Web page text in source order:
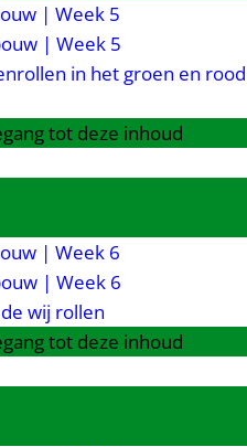
| Week 5
| Week 5
in het groen en rood
tot deze inhoud
| Week 6
| Week 6
wij rollen
tot deze inhoud